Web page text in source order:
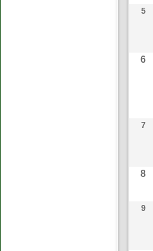
5
6
7
8
9